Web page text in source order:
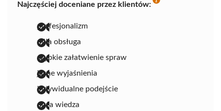
Najczęściej doceniane przez klientów:
profesjonalizm
miła obsługa
szybkie załatwienie spraw
jasne wyjaśnienia
indywidualne podejście
duża wiedza